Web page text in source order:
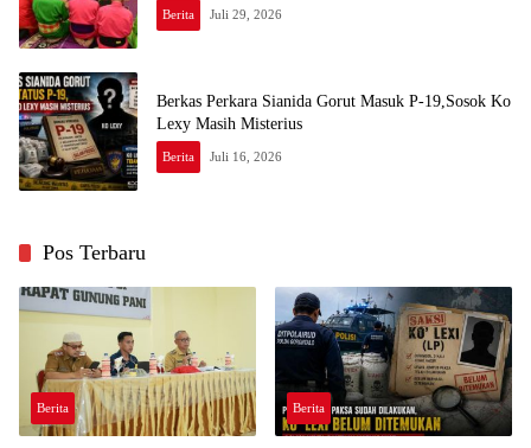
Berita Juli 29, 2026
Berkas Perkara Sianida Gorut Masuk P-19,Sosok Ko
Lexy Masih Misterius
Berita Juli 16, 2026
Pos Terbaru
Berita Berita